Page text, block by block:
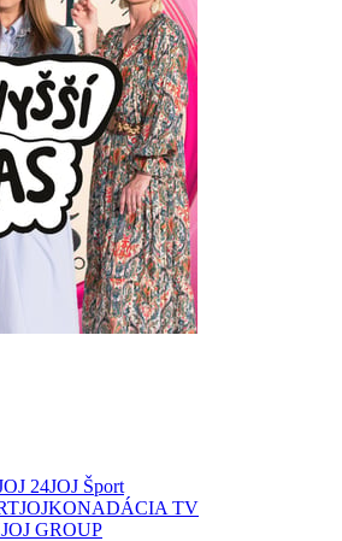
24JOJ Šport
JOJKONADÁCIA TV
JOJ GROUP